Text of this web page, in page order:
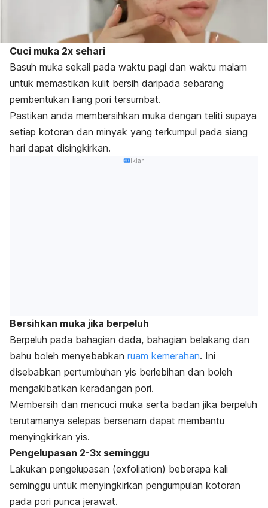
Cuci muka 2x sehari
Basuh muka sekali pada waktu pagi dan waktu malam
untuk memastikan kulit bersih daripada sebarang
pembentukan liang pori tersumbat.
Pastikan anda membersihkan muka dengan teliti supaya
setiap kotoran dan minyak yang terkumpul pada siang
hari dapat disingkirkan.
Iklan
Bersihkan muka jika berpeluh
Berpeluh pada bahagian dada, bahagian belakang dan
bahu boleh menyebabkan ruam kemerahan. Ini
disebabkan pertumbuhan yis berlebihan dan boleh
mengakibatkan keradangan pori.
Membersih dan mencuci muka serta badan jika berpeluh
terutamanya selepas bersenam dapat membantu
menyingkirkan yis.
Pengelupasan 2-3x seminggu
Lakukan pengelupasan (exfoliation) beberapa kali
seminggu untuk menyingkirkan pengumpulan kotoran
pada pori punca jerawat.